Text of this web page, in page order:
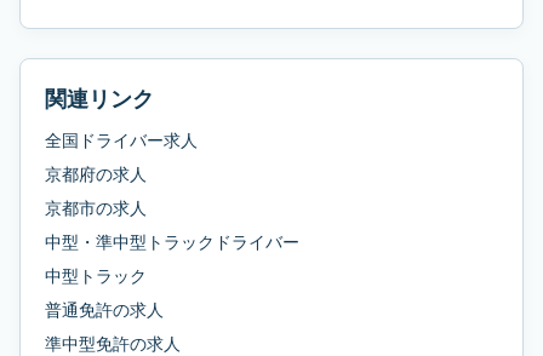
関連リンク
全国ドライバー求人
京都府の求人
京都市の求人
中型・準中型トラックドライバー
中型トラック
普通免許の求人
準中型免許の求人